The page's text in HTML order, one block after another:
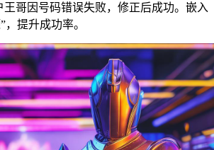
哥因号码错误失败，修正后成功。嵌入
，提升成功率。